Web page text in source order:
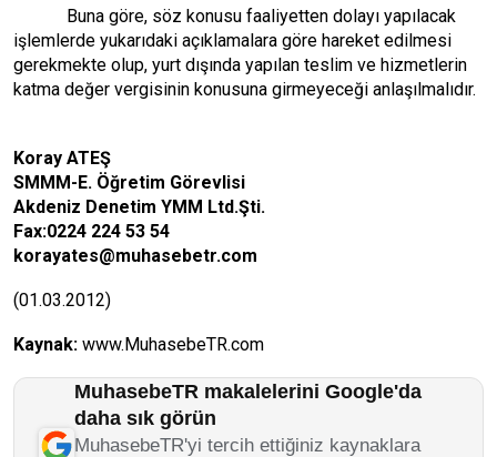
Buna göre, söz konusu faaliyetten dolayı yapılacak
işlemlerde yukarıdaki açıklamalara göre hareket edilmesi
gerekmekte olup, yurt dışında yapılan teslim ve hizmetlerin
katma değer vergisinin konusuna girmeyeceği anlaşılmalıdır.
Koray ATEŞ
SMMM-E. Öğretim Görevlisi
Akdeniz Denetim YMM Ltd.Şti.
Fax:0224 224 53 54
korayates@muhasebetr.com
(01.03.2012)
Kaynak: www.MuhasebeTR.com
MuhasebeTR makalelerini Google'da
daha sık görün
MuhasebeTR'yi tercih ettiğiniz kaynaklara